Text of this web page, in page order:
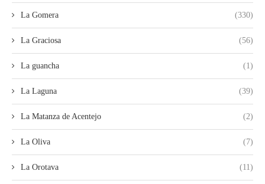
La Gomera (330)
La Graciosa (56)
La guancha (1)
La Laguna (39)
La Matanza de Acentejo (2)
La Oliva (7)
La Orotava (11)